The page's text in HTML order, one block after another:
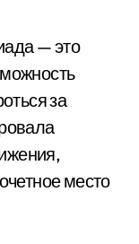
— это
за
место